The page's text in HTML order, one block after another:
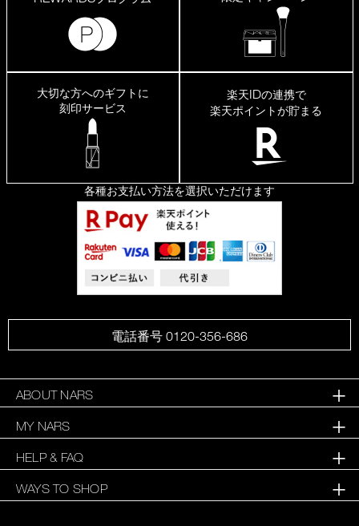
大切な方へのギフトに
刻印サービス
楽天IDの連携で
楽天ポイントが貯まる
各種お支払い方法を選択いただけます
電話番号 0120-356-686
ABOUT NARS
MY NARS
HELP & FAQ
WAYS TO SHOP